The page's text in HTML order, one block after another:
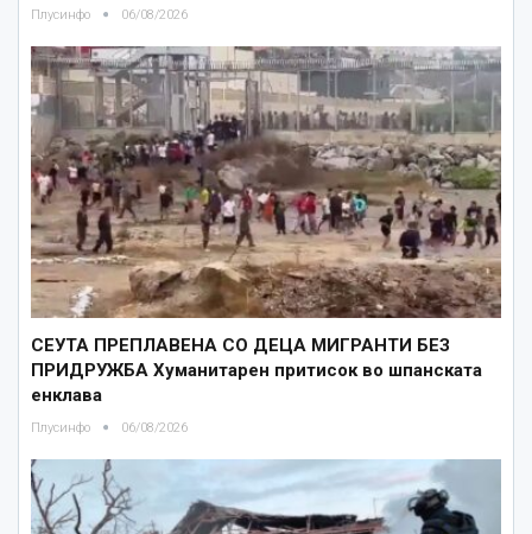
Плусинфо 06/08/2026
СЕУТА ПРЕПЛАВЕНА СО ДЕЦА МИГРАНТИ БЕЗ
ПРИДРУЖБА Хуманитарен притисок во шпанската
енклава
Плусинфо 06/08/2026